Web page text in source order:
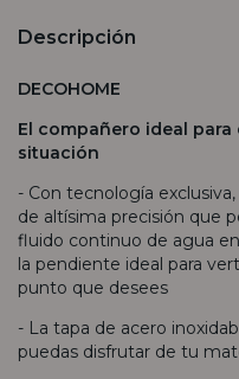
Descripción
DECOHOME
El compañero ideal
situación
- Con tecnología
de altísima precisión que
fluido continuo de agua
la pendiente ideal para
punto que desees
- La tapa de acero
puedas disfrutar de tu